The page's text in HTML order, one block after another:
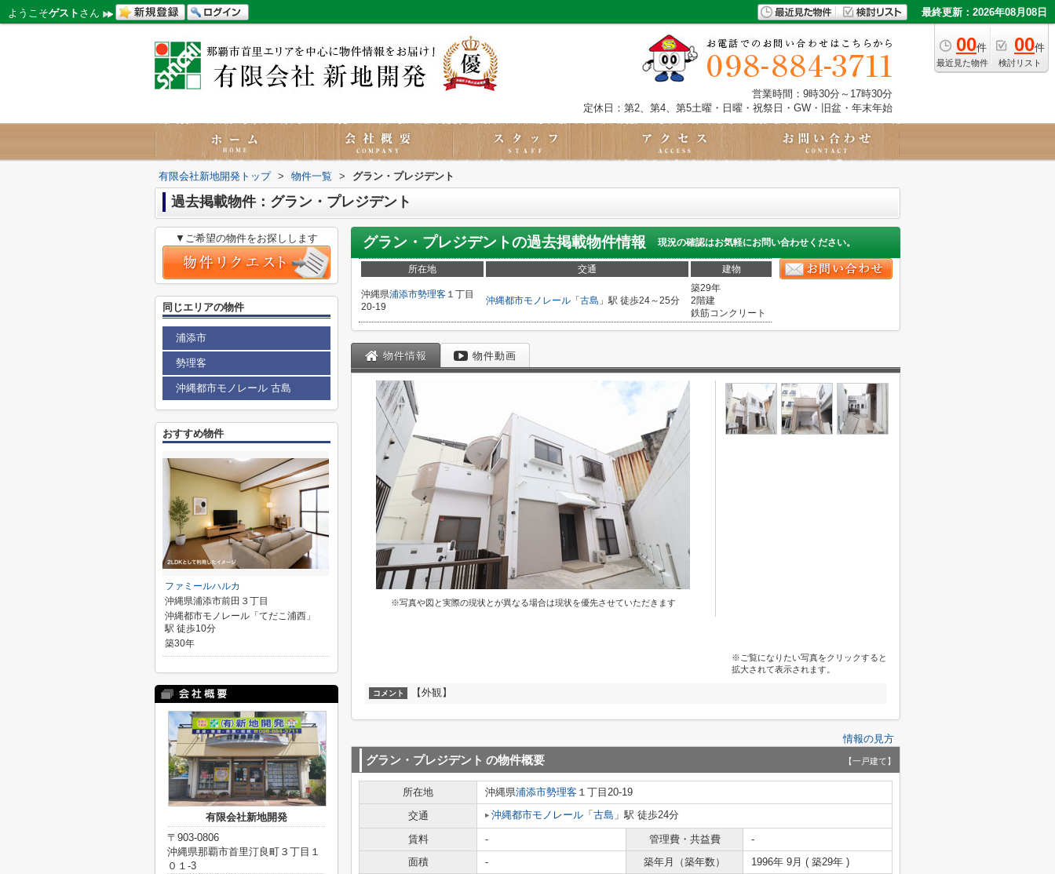
ようこそゲスト さん 最終更新：2026年08月08日
00件
最近見た物件
00件
検討リスト
営業時間：9時30分～17時30分
定休日：第2、第4、第5土曜・日曜・祝祭日・GW・旧盆・年末年始
有限会社新地開発トップ > 物件一覧 > グラン・プレジデント
過去掲載物件：グラン・プレジデント
グラン・プレジデントの過去掲載物件情報 現況の確認はお気軽にお問い合わせください。
所在地 交通 建物
沖縄県浦添市勢理客 １丁目
20-19
沖縄都市モノレール 「 古島 」駅 徒歩24～25分
築29年
2階建
鉄筋コンクリート
物件情報 物件動画
※写真や図と実際の現状とが異なる場合は現状を優先させていただきます
※ご覧になりたい写真をクリックすると
拡大されて表示されます。
コメント 【外観】
情報の見方
グラン・プレジデント の物件概要 【一戸建て】
所在地 沖縄県浦添市勢理客 １丁目20-19
交通
沖縄都市モノレール 「 古島 」駅 徒歩24分
賃料 - 管理費・共益費
-
面積
- 築年月（築年数）
1996年 9月 ( 築29年 )
▼ご希望の物件をお探しします
同じエリアの物件
浦添市
勢理客
沖縄都市モノレール 古島
おすすめ物件
ファミールハルカ
沖縄県浦添市前田３丁目
沖縄都市モノレール「てだこ浦西」
駅 徒歩10分
築30年
有限会社新地開発
〒903-0806
沖縄県那覇市首里汀良町３丁目１
０１-3